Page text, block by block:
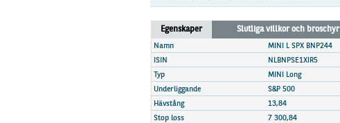
Stoppade & förfallna produkter
Utsålda produkter
Kunskapscentra+
Hur handlar jag
Marknadsöversikt
Egenskaper Slutliga villkor och broschyr
Namn
MINI L SPX BNP244
ISIN
NLBNPSE1XIR5
Typ
MINI Long
Underliggande
S&P 500
Hävstång
13,84
Stop loss
7 300,84